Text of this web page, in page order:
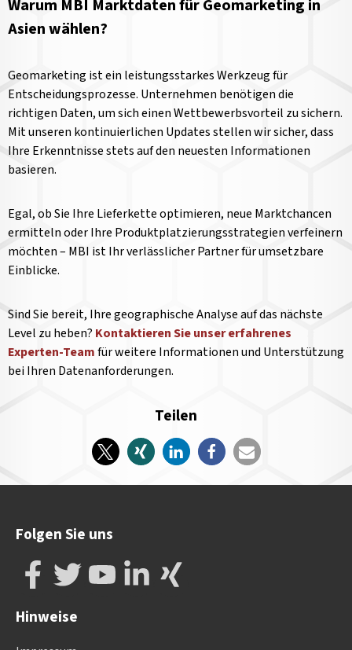
Warum MBI Marktdaten für Geomarketing in
Asien wählen?
Geomarketing ist ein leistungsstarkes Werkzeug für
Entscheidungsprozesse. Unternehmen benötigen die
richtigen Daten, um sich einen Wettbewerbsvorteil zu sichern.
Mit unseren kontinuierlichen Updates stellen wir sicher, dass
Ihre Erkenntnisse stets auf den neuesten Informationen
basieren.
Egal, ob Sie Ihre Lieferkette optimieren, neue Marktchancen
ermitteln oder Ihre Produktplatzierungsstrategien verfeinern
möchten – MBI ist Ihr verlässlicher Partner für umsetzbare
Einblicke.
Sind Sie bereit, Ihre geographische Analyse auf das nächste
Level zu heben? Kontaktieren Sie unser erfahrenes
Experten-Teamfür weitere Informationen und Unterstützung
bei Ihren Datenanforderungen.
Teilen
Folgen Sie uns
Hinweise